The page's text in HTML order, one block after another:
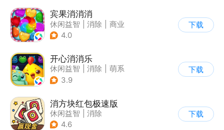
宾果消消消
休闲益智 消除
商业
| 宾果消消消
4.0
下载
开心消消乐
休闲益智 消除
萌系
| 乐元素
3.9
下载
消方块红包极速版
休闲益智
消除
| 积分网赚
4.6
下载